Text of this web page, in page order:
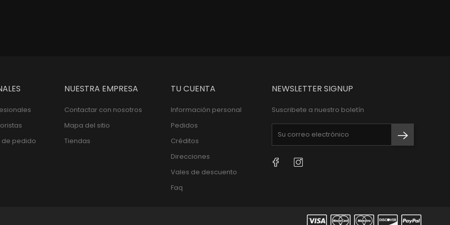
de pedido
NUESTRA EMPRESA
Contactar con nosotros
Mapa del sitio
Tiendas
TU CUENTA
Información personal
Pedidos
Créditos
Direcciones
Vales de descuento
Faq
NEWSLETTER SIGNUP
Suscribete a nuestro boletín
FacebookInstagram